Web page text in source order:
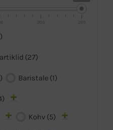
(27)
Baristale (1)
Kohv (5)